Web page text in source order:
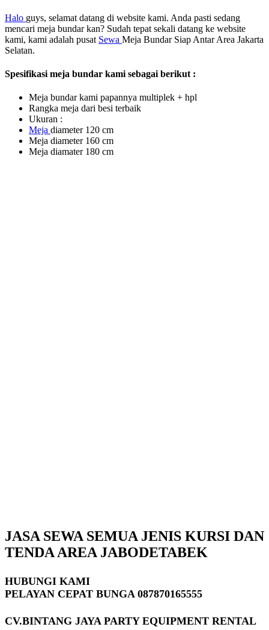
Halo guys, selamat datang di website kami. Anda pasti sedang
mencari meja bundar kan? Sudah tepat sekali datang ke website
kami, kami adalah pusat Sewa Meja Bundar Siap Antar Area Jakarta
Selatan.
Spesifikasi meja bundar kami sebagai berikut :
Meja bundar kami papannya multiplek + hpl
Rangka meja dari besi terbaik
Ukuran :
Meja diameter 120 cm
Meja diameter 160 cm
Meja diamater 180 cm
JASA SEWA SEMUA JENIS KURSI DAN
TENDA AREA JABODETABEK
HUBUNGI KAMI
PELAYAN CEPAT BUNGA 087870165555
CV.BINTANG JAYA PARTY EQUIPMENT RENTAL